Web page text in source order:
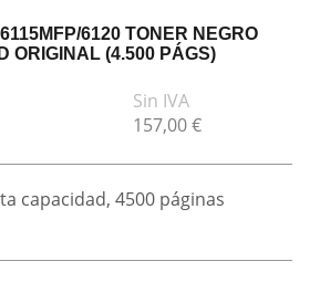
6120 TONER NEGRO
ORIGINAL (4.500 PÁGS)
Sin IVA
157,00€
capacidad, 4500 páginas